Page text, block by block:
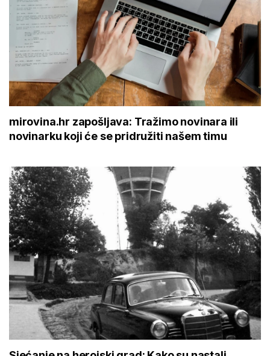
mirovina.hr zapošljava: Tražimo novinara ili
novinarku koji će se pridružiti našem timu